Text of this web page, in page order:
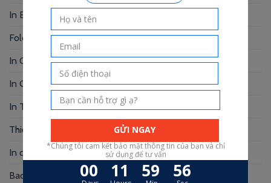
In Brochure Giá Rẻ – In Nhanh, Đẹp
Folder đựng tài liệu đẹp – Dấu ấn của bạn
In Card Visit Đẹp – Ấn Tượng Từ Cái Nhìn Đầu Tiên
In Giấy Tiêu Đề Giá Rẻ – Bí Quyết Bật mí
In Thẻ Treo Giá Rẻ – In Nhanh, Chất Lượng
Thiết Kế Voucher Giá Rẻ – Chuyên Nghiệp
In decal logo dán – Marketing hiệu quả
Bao thư giấy kraft – Xu hướng hiện nay